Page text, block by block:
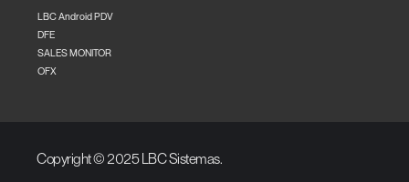
LBC Android PDV
DFE
SALES MONITOR
OFX
Copyright © 2025 LBC Sistemas.